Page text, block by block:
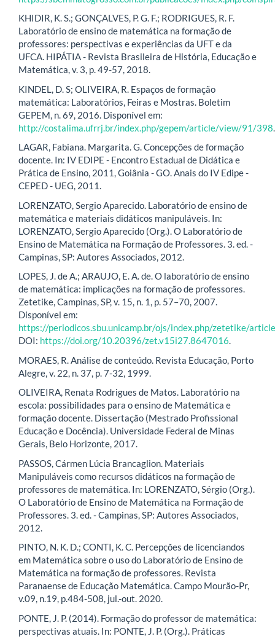
KHIDIR, K. S.; GONÇALVES, P. G. F.; RODRIGUES, R. F.
Laboratório de ensino de matemática na formação de
professores: perspectivas e experiências da UFT e da
UFCA. HIPÁTIA - Revista Brasileira de História, Educação e
Matemática, v. 3, p. 49-57, 2018.
KINDEL, D. S; OLIVEIRA, R. Espaços de formação
matemática: Laboratórios, Feiras e Mostras. Boletim
GEPEM, n. 69, 2016. Disponível em:
http://costalima.ufrrj.br/index.php/gepem/article/view/91/398
LAGAR, Fabiana. Margarita. G. Concepções de formação
docente. In: IV EDIPE - Encontro Estadual de Didática e
Prática de Ensino, 2011, Goiânia - GO. Anais do IV Edipe -
CEPED - UEG, 2011.
LORENZATO, Sergio Aparecido. Laboratório de ensino de
matemática e materiais didáticos manipuláveis. In:
LORENZATO, Sergio Aparecido (Org.). O Laboratório de
Ensino de Matemática na Formação de Professores. 3. ed. -
Campinas, SP: Autores Associados, 2012.
LOPES, J. de A.; ARAUJO, E. A. de. O laboratório de ensino
de matemática: implicações na formação de professores.
Zetetike, Campinas, SP, v. 15, n. 1, p. 57–70, 2007.
Disponível em:
https://periodicos.sbu.unicamp.br/ojs/index.php/zetetike/
DOI: https://doi.org/10.20396/zet.v15i27.8647016.
MORAES, R. Análise de conteúdo. Revista Educação, Porto
Alegre, v. 22, n. 37, p. 7-32, 1999.
OLIVEIRA, Renata Rodrigues de Matos. Laboratório na
escola: possibilidades para o ensino de Matemática e
formação docente. Dissertação (Mestrado Profissional
Educação e Docência). Universidade Federal de Minas
Gerais, Belo Horizonte, 2017.
PASSOS, Cármen Lúcia Brancaglion. Materiais
Manipuláveis como recursos didáticos na formação de
professores de matemática. In: LORENZATO, Sérgio (Org.).
O Laboratório de Ensino de Matemática na Formação de
Professores. 3. ed. - Campinas, SP: Autores Associados,
2012.
PINTO, N. K. D.; CONTI, K. C. Percepções de licenciandos
em Matemática sobre o uso do Laboratório de Ensino de
Matemática na formação de professores. Revista
Paranaense de Educação Matemática. Campo Mourão-Pr,
v.09, n.19, p.484-508, jul.-out. 2020.
PONTE, J. P. (2014). Formação do professor de matemática:
perspectivas atuais. In: PONTE, J. P. (Org.). Práticas